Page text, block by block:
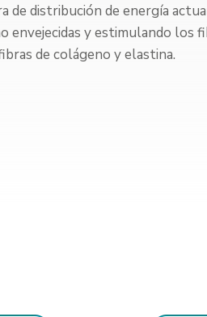
de distribución de energía
envejecidas y estimulando los
de colágeno y elastina.